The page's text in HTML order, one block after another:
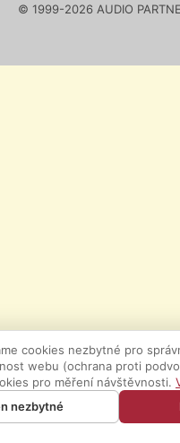
© 1999-2026 AUDIO
cookies nezbytné pro
webu (ochrana proti
pro měření návštěvnosti.
nezbytné